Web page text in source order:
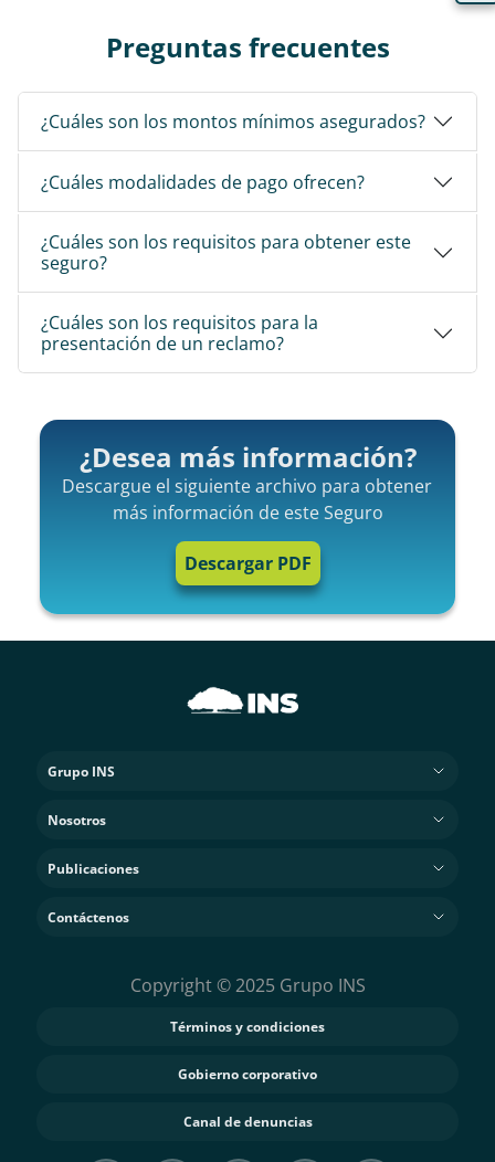
Preguntas frecuentes
¿Cuáles son los montos mínimos asegurados?
¿Cuáles modalidades de pago ofrecen?
¿Cuáles son los requisitos para obtener este
seguro?
¿Cuáles son los requisitos para la
presentación de un reclamo?
¿Desea más información?
Descargue el siguiente archivo para obtener
más información de este Seguro
Descargar PDF
Grupo INS
Nosotros
Publicaciones
Contáctenos
Copyright © 2025 Grupo INS
Términos y condiciones
Gobierno corporativo
Canal de denuncias